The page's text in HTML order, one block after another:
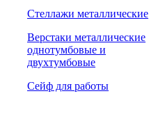
Стеллажи металлические
Верстаки металлические
однотумбовые и
двухтумбовые
Сейф для работы